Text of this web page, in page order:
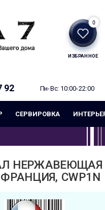
ИЗБРАННОЕ
0
92 Пн-Вс: 10:00-22:00
СЕРВИРОВКА
НЕРЖАВЕЮЩАЯ
CWP1N